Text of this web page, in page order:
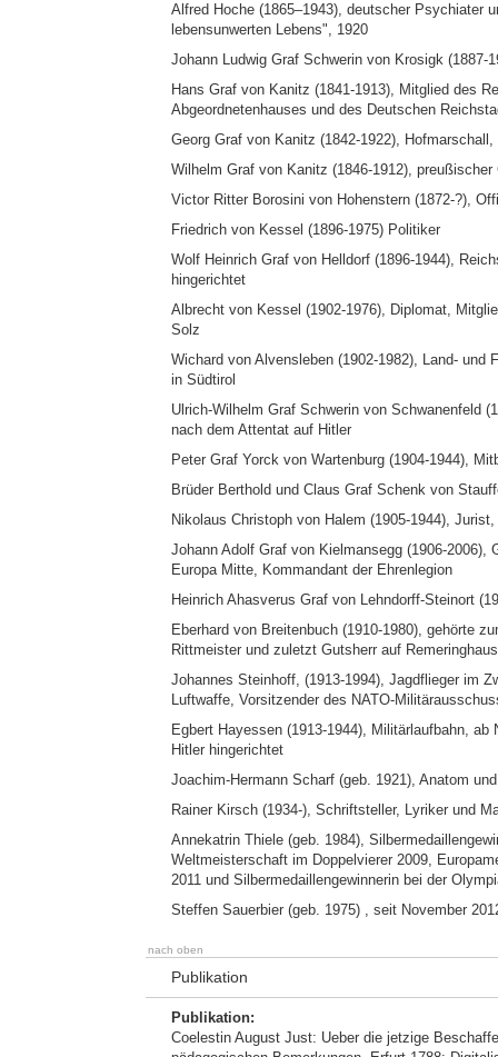
Alfred Hoche (1865–1943), deutscher Psychiater
lebensunwerten Lebens", 1920
Johann Ludwig Graf Schwerin von Krosigk (1887-
Hans Graf von Kanitz (1841-1913), Mitglied des
Abgeordnetenhauses und des Deutschen
Georg Graf von Kanitz (1842-1922),
Wilhelm Graf von Kanitz (1846-1912), preußischer
Victor Ritter Borosini von Hohenstern (1872-?),
Friedrich von Kessel (1896-1975) Politiker
Wolf Heinrich Graf von Helldorf (1896-1944),
hingerichtet
Albrecht von Kessel (1902-1976), Diplomat,
Solz
Wichard von Alvensleben (1902-1982), Land-
in Südtirol
Ulrich-Wilhelm Graf Schwerin von Schwanenfeld
nach dem Attentat auf Hitler
Peter Graf Yorck von Wartenburg (1904-1944),
Brüder Berthold und Claus Graf Schenk von
Nikolaus Christoph von Halem (1905-1944),
Johann Adolf Graf von Kielmansegg (1906-2006),
Europa Mitte, Kommandant der Ehrenlegion
Heinrich Ahasverus Graf von Lehndorff-Steinort
Eberhard von Breitenbuch (1910-1980), gehörte
Rittmeister und zuletzt Gutsherr auf
Johannes Steinhoff, (1913-1994), Jagdflieger im
Luftwaffe, Vorsitzender des NATO-
Egbert Hayessen (1913-1944), Militärlaufbahn,
Hitler hingerichtet
Joachim-Hermann Scharf (geb. 1921), Anatom
Rainer Kirsch (1934-), Schriftsteller, Lyriker und
Annekatrin Thiele (geb. 1984),
Weltmeisterschaft im Doppelvierer 2009,
2011 und Silbermedaillengewinnerin bei der
Steffen Sauerbier (geb. 1975) , seit November
nach oben
Publikation
Publikation:
Coelestin August Just: Ueber die jetzige